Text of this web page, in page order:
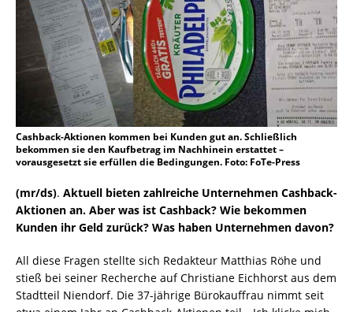
Cashback-Aktionen kommen bei Kunden gut an. Schließlich
bekommen sie den Kaufbetrag im Nachhinein erstattet –
vorausgesetzt sie erfüllen die Bedingungen. Foto: FoTe-Press
(mr/ds). Aktuell bieten zahlreiche Unternehmen Cashback-
Aktionen an. Aber was ist Cashback? Wie bekommen
Kunden ihr Geld zurück? Was haben Unternehmen davon?
All diese Fragen stellte sich Redakteur Matthias Röhe und
stieß bei seiner Recherche auf Christiane Eichhorst aus dem
Stadtteil Niendorf. Die 37-jährige Bürokauffrau nimmt seit